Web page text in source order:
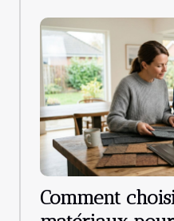
Comment